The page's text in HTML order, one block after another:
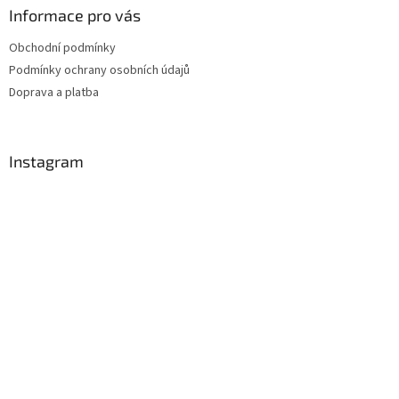
Informace pro vás
Obchodní podmínky
Podmínky ochrany osobních údajů
Doprava a platba
Instagram